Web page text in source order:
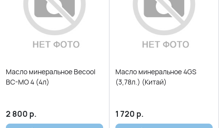
Масло минеральное Becool
BC-MO 4 (4л)
2 800 р.
Масло минеральное 4GS
(3,78л.) (Китай)
1 720 р.